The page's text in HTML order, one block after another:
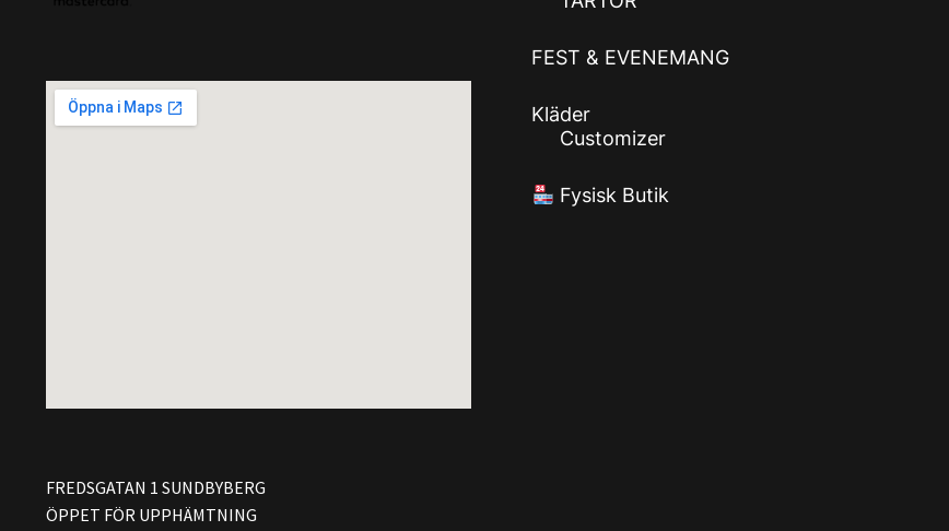
FREDSGATAN 1 SUNDBYBERG
ÖPPET FÖR UPPHÄMTNING
FEST & EVENEMANG
Kläder
Customizer
Fysisk Butik